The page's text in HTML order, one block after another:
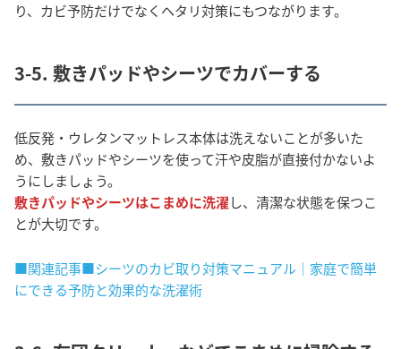
り、カビ予防だけでなくヘタリ対策にもつながります。
3-5. 敷きパッドやシーツでカバーする
低反発・ウレタンマットレス本体は洗えないことが多いた
め、敷きパッドやシーツを使って汗や皮脂が直接付かないよ
うにしましょう。
敷きパッドやシーツはこまめに洗濯し、清潔な状態を保つこ
とが大切です。
■関連記事■シーツのカビ取り対策マニュアル｜家庭で簡単
にできる予防と効果的な洗濯術